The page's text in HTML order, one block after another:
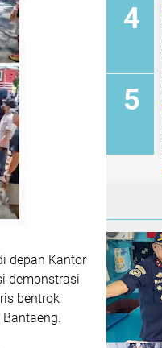
depan Kantor
demonstrasi
bentrok